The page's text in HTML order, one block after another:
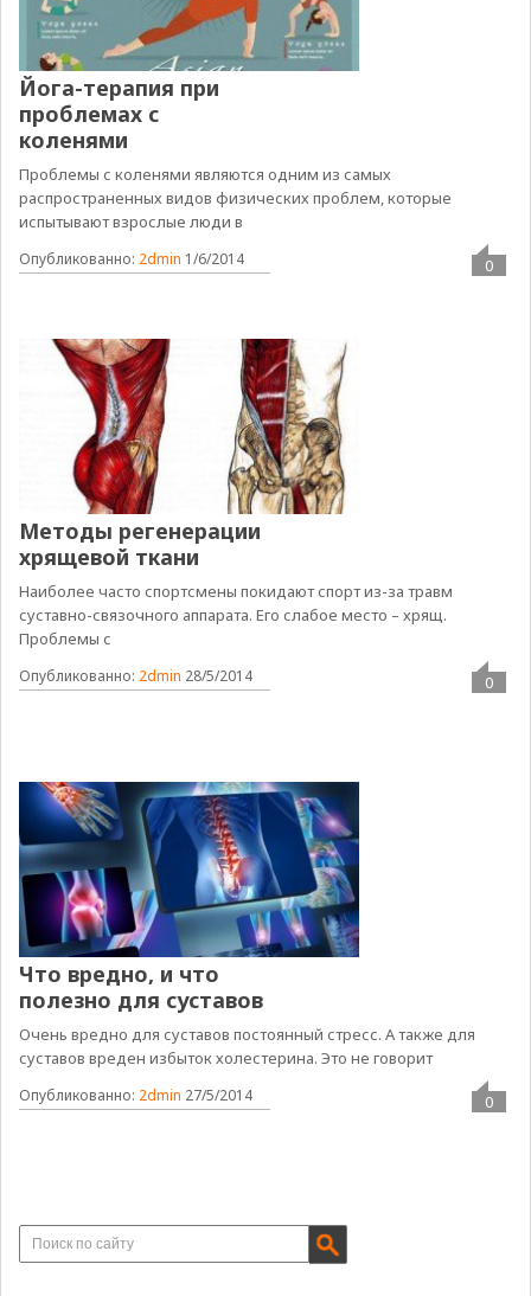
Йога-терапия при
проблемах с
коленями
Проблемы с коленями являются одним из самых
распространенных видов физических проблем, которые
испытывают взрослые люди в
Опубликованно: 2dmin 1/6/2014 0
Методы регенерации
хрящевой ткани
Наиболее часто спортсмены покидают спорт из-за травм
суставно-связочного аппарата. Его слабое место – хрящ.
Проблемы с
Опубликованно: 2dmin 28/5/2014 0
Что вредно, и что
полезно для суставов
Очень вредно для суставов постоянный стресс. А также для
суставов вреден избыток холестерина. Это не говорит
Опубликованно: 2dmin 27/5/2014 0